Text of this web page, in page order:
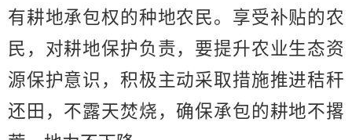
有耕地承包权的种地农民。享受补贴的农
民，对耕地保护负责，要提升农业生态资
源保护意识，积极主动采取措施推进秸秆
还田，不露天焚烧，确保承包的耕地不撂